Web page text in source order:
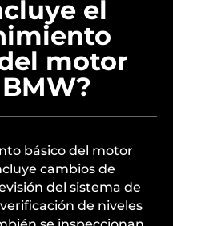
el
motor
básico del motor
cambios de
del sistema de
de niveles